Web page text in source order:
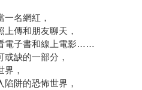
名網紅，
傳和朋友聊天，
電子書和線上電影……
缺的一部分，
，
阱的恐怖世界，